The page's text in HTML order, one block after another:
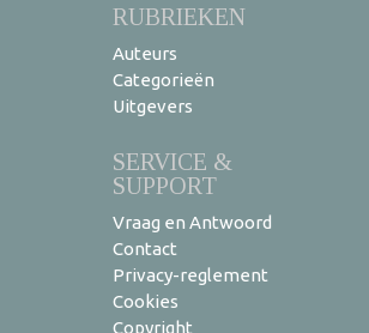
RUBRIEKEN
Auteurs
Categorieën
Uitgevers
SERVICE &
SUPPORT
Vraag en Antwoord
Contact
Privacy-reglement
Cookies
Copyright